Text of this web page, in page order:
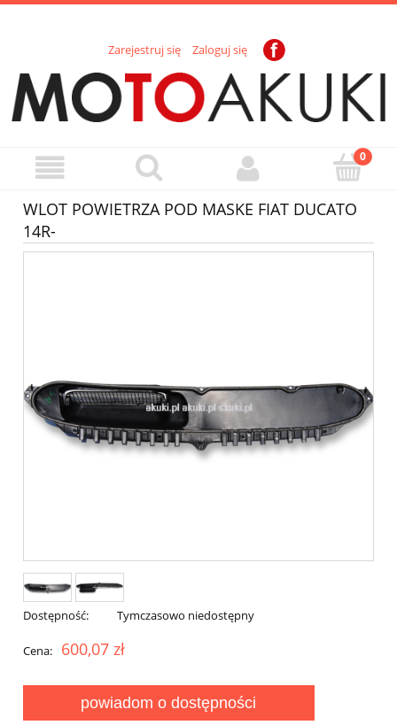
Zarejestruj się Zaloguj się
WLOT POWIETRZA POD MASKE FIAT DUCATO
14R-
Dostępność: Tymczasowo niedostępny
Cena: 600,07 zł
powiadom o dostępności